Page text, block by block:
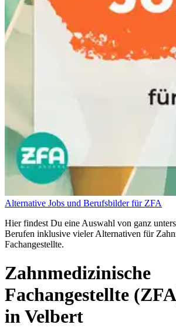
Alternative Jobs und Berufsbilder für ZFA
Hier findest Du eine Auswahl von ganz
Berufen inklusive vieler Alternativen für
Fachangestellte.
Zahnmedizinische
Fachangestellte
inVelbert